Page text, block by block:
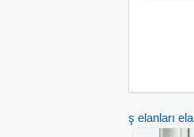
İş elanları